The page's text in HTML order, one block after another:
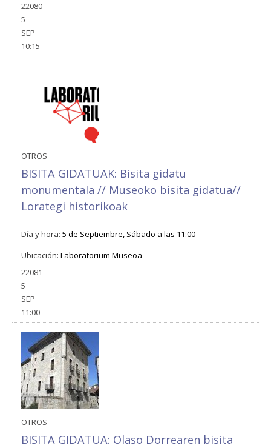
22080
5
SEP
10:15
OTROS
BISITA GIDATUAK: Bisita gidatu
monumentala // Museoko bisita gidatua//
Lorategi historikoak
Día y hora: 5 de Septiembre, Sábado a las 11:00
Ubicación: Laboratorium Museoa
22081
5
SEP
11:00
OTROS
BISITA GIDATUA: Olaso Dorrearen bisita